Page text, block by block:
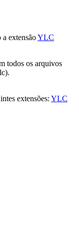
a extensãoYLC
todos os arquivos
extensões: YLC